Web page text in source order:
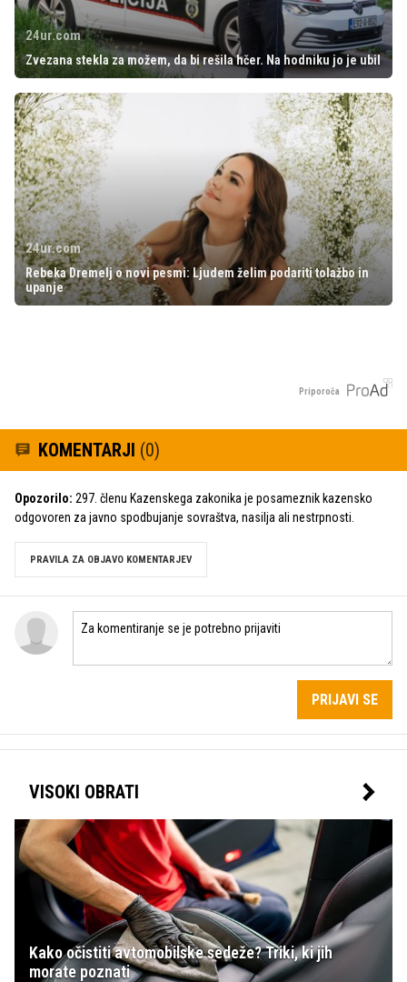
24ur.com
Zvezana stekla za možem, da bi rešila hčer. Na hodniku jo je ubil
24ur.com
Rebeka Dremelj o novi pesmi: Ljudem želim podariti tolažbo in
upanje
Priporoča
KOMENTARJI (0)
Opozorilo: 297. členu Kazenskega zakonika je posameznik kazensko
odgovoren za javno spodbujanje sovraštva, nasilja ali nestrpnosti.
PRAVILA ZA OBJAVO KOMENTARJEV
PRIJAVI SE
VISOKI OBRATI
Kako očistiti avtomobilske sedeže? Triki, ki jih
morate poznati